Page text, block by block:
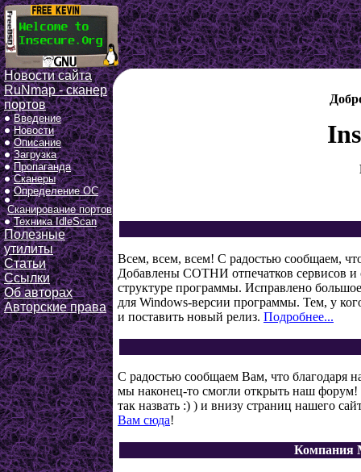
Новости сайта
RuNmap - сканер
портов
Введение
Новости
Описание
Загрузка
Пропаганда
Сканеры
Определение ОС
Сканирование портов
Техника IdleScan
Полезные
утилиты
Статьи
Ссылки
Об авторах
Авторские права
Всем, всем, всем! С радостью сообщаем,
Добавлены СОТНИ отпечатков сервисов и
структуре программы. Исправлено
для Windows-версии программы. Тем, у
и поставить новый релиз. Подробнее...
С радостью сообщаем Вам, что благодаря
мы наконец-то смогли открыть наш
так назвать :) ) и внизу страниц нашего
Вам сюда!
Компания